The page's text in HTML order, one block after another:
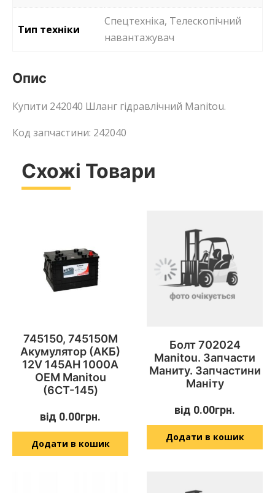
Тип техніки
Спецтехніка, Телескопічний
навантажувач
Опис
Купити 242040 Шланг гідравлічний Manitou.
Код запчастини: 242040
Схожі Товари
745150, 745150M
Акумулятор (АКБ)
12V 145AH 1000A
OEM Manitou
(6СТ-145)
від 0.00грн.
Додати в кошик
Болт 702024
Manitou. Запчасти
Маниту. Запчастини
Маніту
від 0.00грн.
Додати в кошик